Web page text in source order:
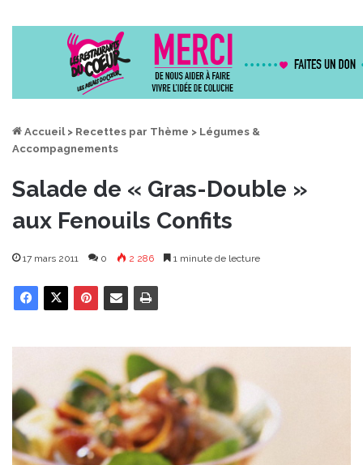
Accueil > Recettes par Thème > Légumes &
Accompagnements
Salade de « Gras-Double »
aux Fenouils Confits
17 mars 2011 0 2 286 1 minute de lecture